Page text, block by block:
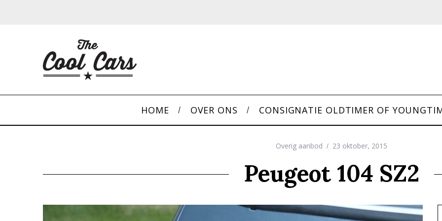
HOME OVER ONS CONSIGNATIE OLDTIMER OF
Overig aanbod 23 oktober, 2015
Peugeot 104 SZ2